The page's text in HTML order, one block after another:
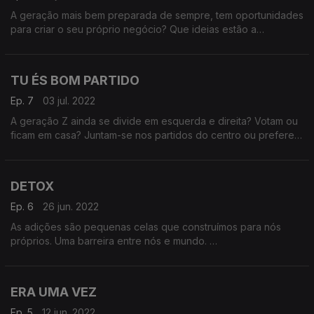
A geração mais bem preparada de sempre, tem oportunidades
para criar o seu próprio negócio? Que ideias estão a
acaba com várias barreiras, mas será que o nosso espírito
empreendedor consegue passar fronteiras? Alguém acredita
mesmo em unicórnios?
TU ÉS BOM PARTIDO
Ep. 7
03 jul. 2022
A geração Z ainda se divide em esquerda e direita? Votam ou
ficam em casa? Juntam-se nos partidos do centro ou preferem
mesmo que seja para dizer que não se interessam, justificando
esse desinteresse. Podemos ir buscar líderes de juventudes
saber quem tem razão. É perceber o que os apaixona e
repulsa na política.
DETOX
Ep. 6
26 jun. 2022
As adições são pequenas celas que construímos para nós
próprios. Uma barreira entre nós e mundo.
pornografia, redes sociais, CBD, THC ou LSD.
Os jovens estão bem informados e conscientes dos perigos
ERA UMA VEZ